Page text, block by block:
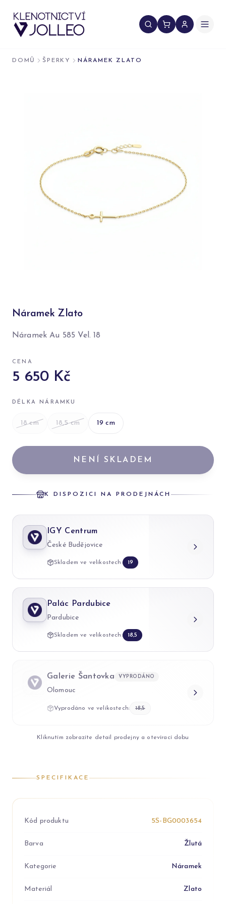
DOMŮ ŠPERKY NÁRAMEK ZLATO
Náramek Zlato
Náramek Au 585 Vel. 18
CENA
5 650 Kč
DÉLKA NÁRAMKU
18cm 18,5cm 19 cm
NENÍ SKLADEM
K DISPOZICI NA PRODEJNÁCH
IGY Centrum
České Budějovice
Skladem ve velikostech: 19
Palác Pardubice
Pardubice
Skladem ve velikostech: 18,5
Galerie Šantovka VYPRODÁNO
Olomouc
Vyprodáno ve velikostech: 18,5
Kliknutím zobrazíte detail prodejny a otevírací dobu
SPECIFIKACE
Kód produktu 5S-BG0003654
Barva Žlutá
Kategorie Náramek
Materiál Zlato